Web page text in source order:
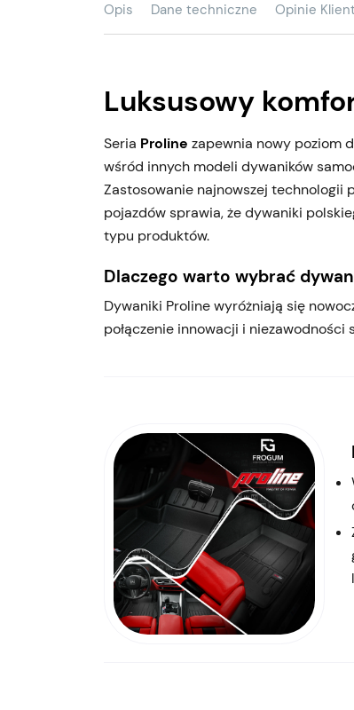
Opis Dane techniczne Opinie
Luksusowy
Seria Proline zapewnia nowy poziom
wśród innych modeli dywaników
Zastosowanie najnowszej technologii
pojazdów sprawia, że dywaniki
typu produktów.
Dlaczego warto wybrać
Dywaniki Proline wyróżniają się
połączenie innowacji i